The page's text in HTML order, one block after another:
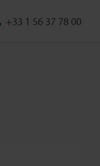
+33 1 56 37 78 00